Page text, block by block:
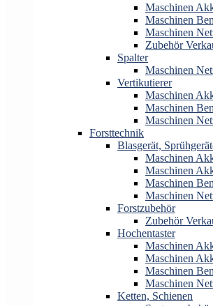
Maschinen
Maschinen
Maschinen
Zubehör
Spalter
Maschinen
Vertikutierer
Maschinen
Maschinen
Maschinen
Forsttechnik
Blasgerät,
Maschinen
Maschinen
Maschinen
Maschinen
Forstzubehör
Zubehör
Hochentaster
Maschinen
Maschinen
Maschinen
Maschinen
Ketten, Schienen